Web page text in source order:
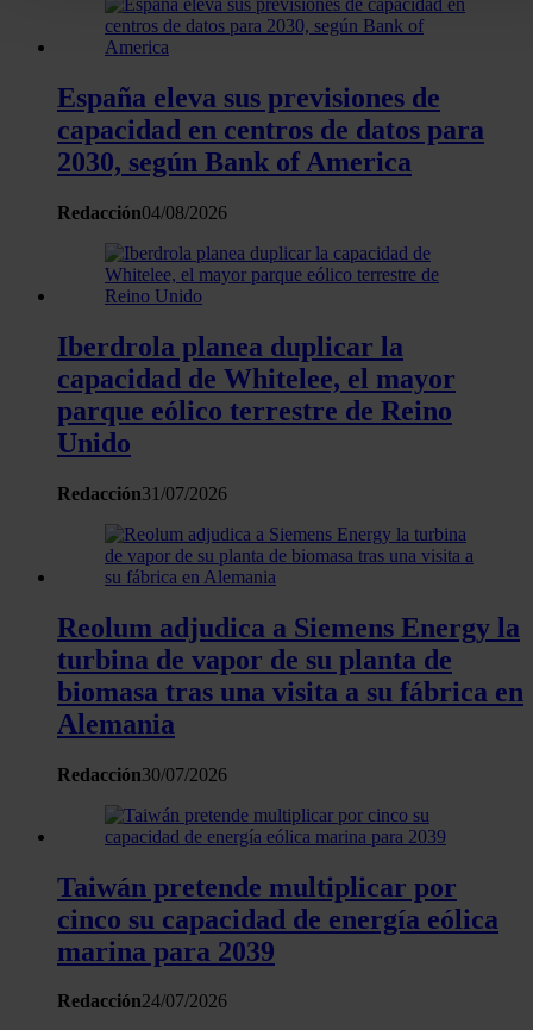
personales y establezca sus preferencias en la
datos
. Puede cambiar o retirar su consentimiento en
Las cookies de este sitio web se usan para personalizar el
contenido y los anuncios, ofrecer funciones de redes
uso que haga del sitio web con nuestros partners de redes
sociales, publicidad y análisis web, quienes pueden
con otra información que les haya proporcionado o que
recopilado a partir del uso que haya hecho de sus servicios.
España eleva sus previsiones de
capacidad en centros de datos para
2030, según Bank of America
Redacción04/08/2026
Iberdrola planea duplicar la
capacidad de Whitelee, el mayor
parque eólico terrestre de Reino
Unido
Redacción31/07/2026
Reolum adjudica a Siemens Energy la
turbina de vapor de su planta de
biomasa tras una visita a su fábrica en
Alemania
Redacción30/07/2026
Taiwán pretende multiplicar por
cinco su capacidad de energía eólica
marina para 2039
Redacción24/07/2026